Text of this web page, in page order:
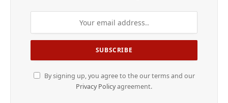
By signing up, you agree to the our terms and our
Privacy Policyagreement.